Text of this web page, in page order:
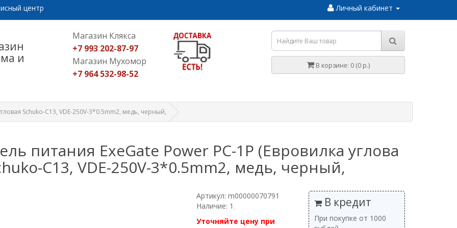
центр Личный кабинет
и
Магазин Клякса
+7 993 202-87-97
Магазин Мухомор
+7 964 532-98-52
В корзине: 0 (0 р.)
Schuko-C13, VDE-250V-3*0.5mm2, медь, черный,
питания ExeGate Power PC-1P (Евровилка углова
C13, VDE-250V-3*0.5mm2, медь, черный,
Артикул: m00000070791
Наличие: 1
Уточняйте цену при
В кредит
При покупке от 1000